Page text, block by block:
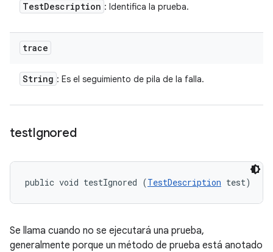
TestDescription : Identifica la prueba.
trace
String : Es el seguimiento de pila de la falla.
testIgnored
public void testIgnored (TestDescription test)
Se llama cuando no se ejecutará una prueba,
generalmente porque un método de prueba está anotado